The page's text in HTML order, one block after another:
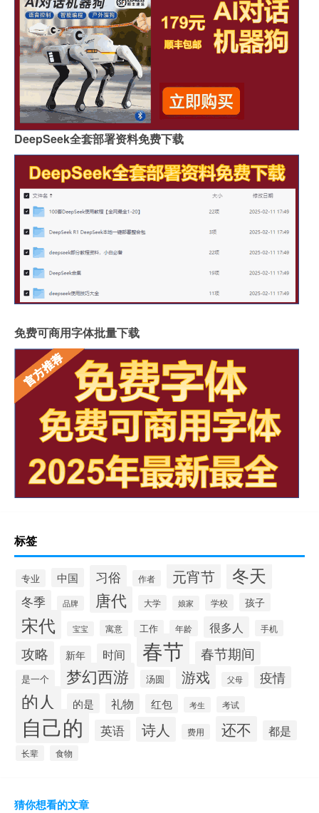
DeepSeek全套部署资料免费下载
免费可商用字体批量下载
标签
专业 中国 习俗 作者 元宵节 冬天
冬季 品牌 唐代 大学 娘家 学校 孩子
宋代 宝宝 寓意 工作 年龄 很多人 手机
攻略 新年 时间 春节 春节期间
是一个 梦幻西游 汤圆 游戏 父母 疫情
的人 的是 礼物 红包 考生 考试
自己的 英语 诗人 费用 还不 都是
长辈 食物
猜你想看的文章